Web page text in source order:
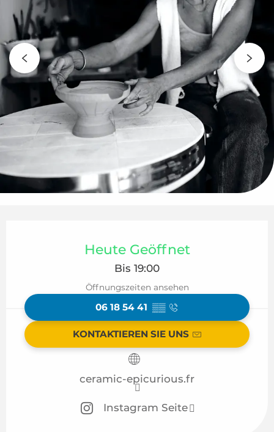
Heute Geöffnet
Bis 19:00
Öffnungszeiten ansehen
06 18 54 41 ▒▒
KONTAKTIEREN SIE UNS
ceramic-epicurious.fr
Instagram Seite